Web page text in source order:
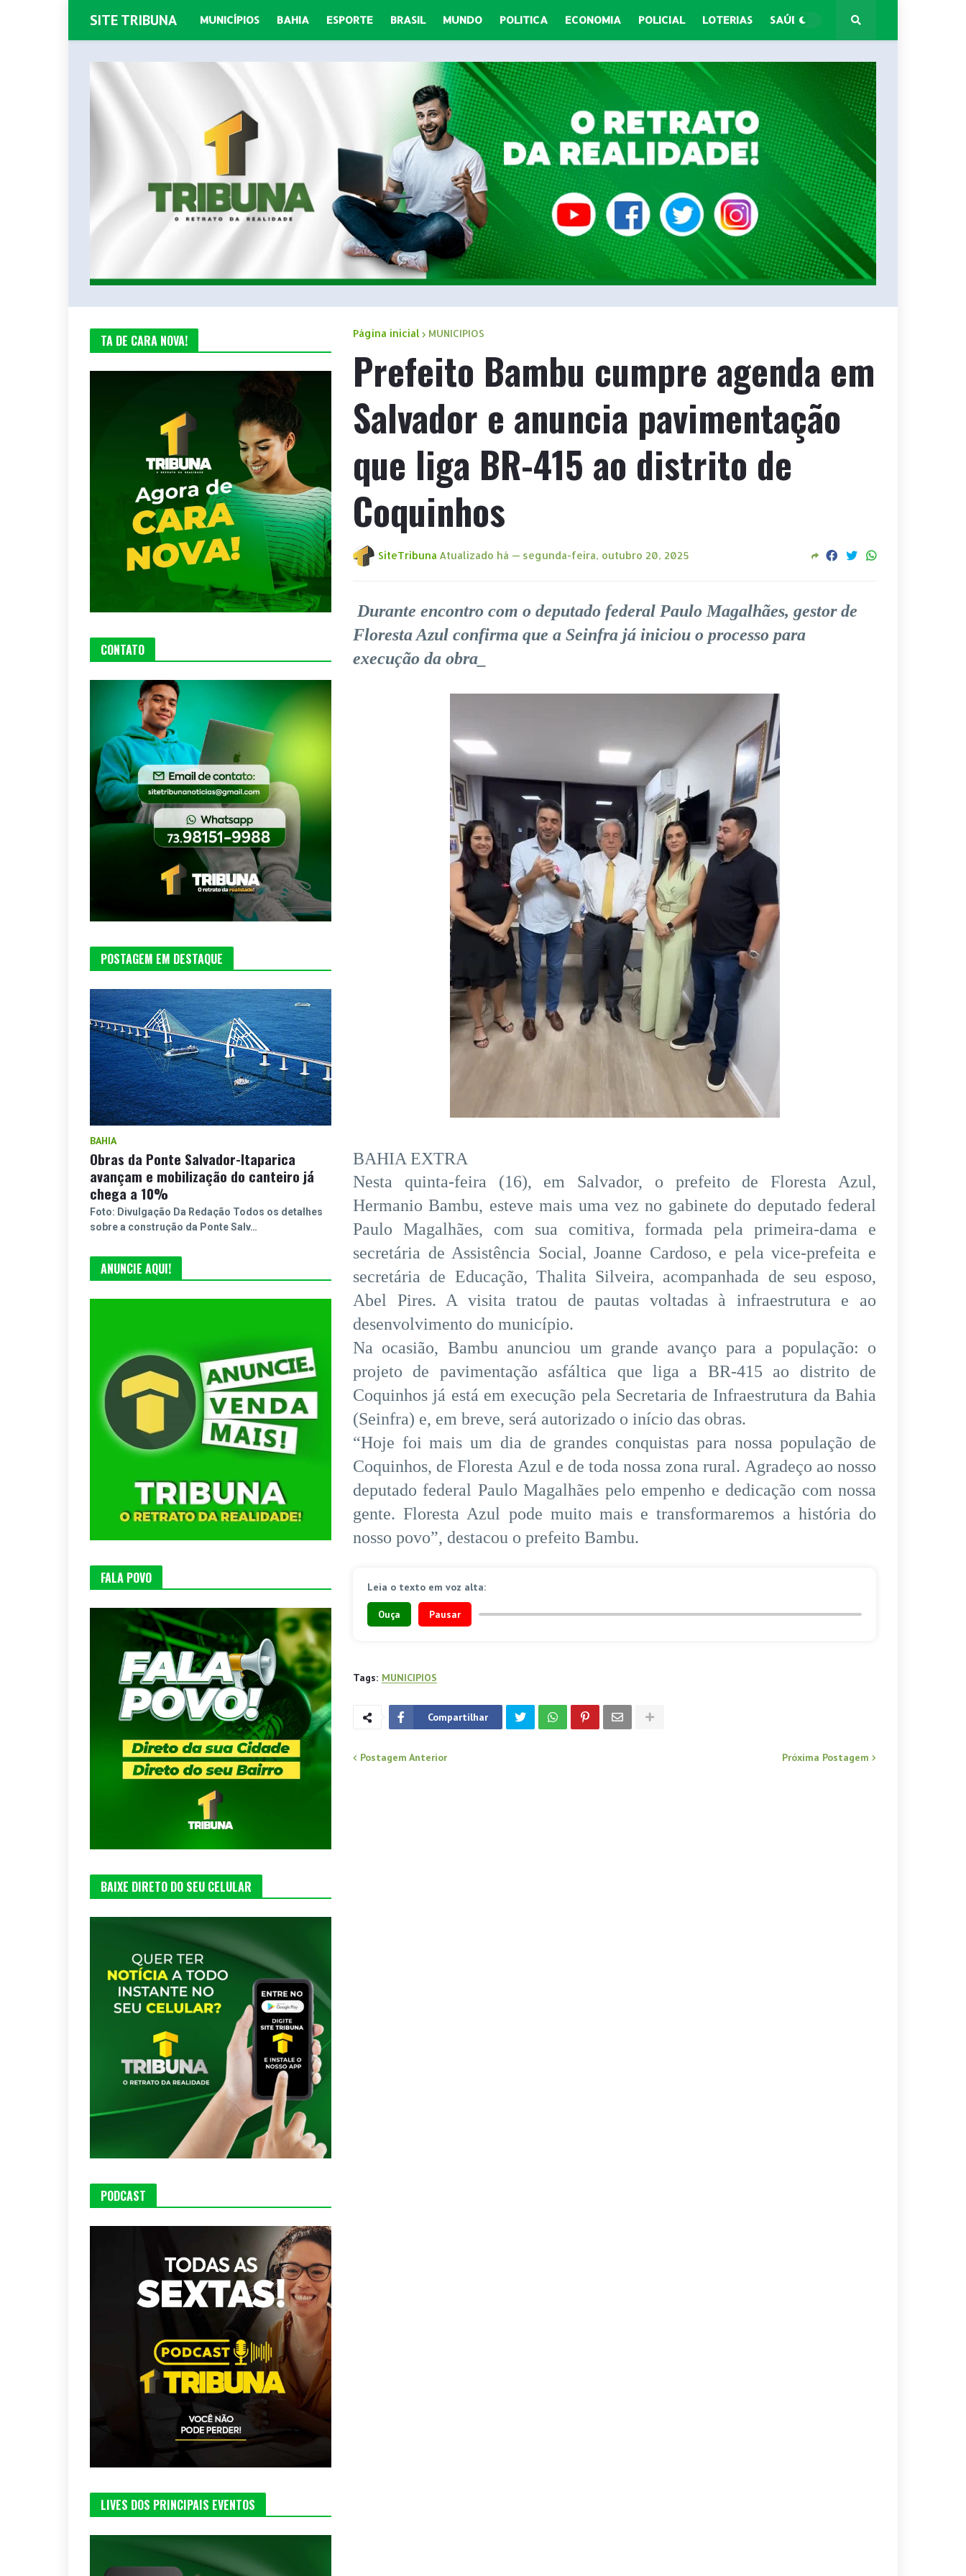
SITE TRIBUNA MUNICÍPIOS BAHIA ESPORTE BRASIL MUNDO POLITICA ECONOMIA POLICIAL LOTERIAS SAÚDE
Página inicial MUNICIPIOS
Prefeito Bambu cumpre agenda em
Salvador e anuncia pavimentação
que liga BR-415 ao distrito de
Coquinhos
SiteTribuna Atualizado há — segunda-feira, outubro 20, 2025
Durante encontro com o deputado federal Paulo Magalhães, gestor de
Floresta Azul confirma que a Seinfra já iniciou o processo para
execução da obra_
BAHIA EXTRA
Nesta quinta-feira (16), em Salvador, o prefeito de Floresta Azul,
Hermanio Bambu, esteve mais uma vez no gabinete do deputado federal
Paulo Magalhães, com sua comitiva, formada pela primeira-dama e
secretária de Assistência Social, Joanne Cardoso, e pela vice-prefeita e
secretária de Educação, Thalita Silveira, acompanhada de seu esposo,
Abel Pires. A visita tratou de pautas voltadas à infraestrutura e ao
desenvolvimento do município.
Na ocasião, Bambu anunciou um grande avanço para a população: o
projeto de pavimentação asfáltica que liga a BR-415 ao distrito de
Coquinhos já está em execução pela Secretaria de Infraestrutura da Bahia
(Seinfra) e, em breve, será autorizado o início das obras.
“Hoje foi mais um dia de grandes conquistas para nossa população de
Coquinhos, de Floresta Azul e de toda nossa zona rural. Agradeço ao nosso
deputado federal Paulo Magalhães pelo empenho e dedicação com nossa
gente. Floresta Azul pode muito mais e transformaremos a história do
nosso povo”, destacou o prefeito Bambu.
Leia o texto em voz alta:
Ouça Pausar
Tags: MUNICIPIOS
Compartilhar
Postagem Anterior Próxima Postagem
TA DE CARA NOVA!
CONTATO
POSTAGEM EM DESTAQUE
BAHIA
Obras da Ponte Salvador-Itaparica
avançam e mobilização do canteiro já
chega a 10%
Foto: Divulgação Da Redação Todos os detalhes
sobre a construção da Ponte Salv…
ANUNCIE AQUI!
FALA POVO
BAIXE DIRETO DO SEU CELULAR
PODCAST
LIVES DOS PRINCIPAIS EVENTOS